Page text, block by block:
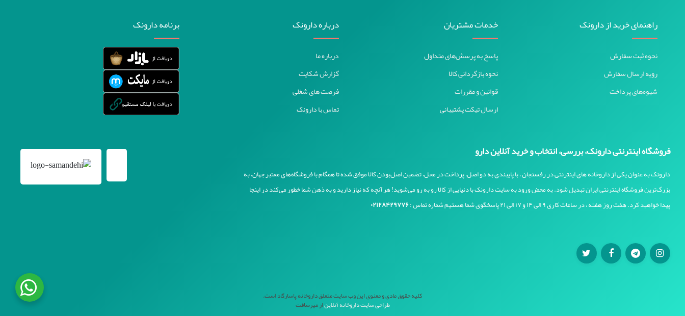
راهنمای خرید از دارونک
نحوه ثبت سفارش
رویه ارسال سفارش
شیوه‌های پرداخت
خدمات مشتریان
پاسخ به پرسش‌های متداول
نحوه بازگردانی کالا
قوانین و مقررات
ارسال تیکت پشتیبانی
درباره دارونک
درباره ما
گزارش شکایت
فرصت های شغلی
تماس با دارونک
برنامه دارونک
فروشگاه اینترنتی دارونک، بررسی، انتخاب و خرید آنلاین دارو
دارونک به عنوان یکی از داروخانه های اینترنتی در رفسنجان ، با پایبندی به دو اصل، پرداخت در محل، تضمین اصل‌بودن کالا موفق شده تا همگام با فروشگاه‌های معتبر جهان، به
بزرگ‌ترین فروشگاه اینترنتی ایران تبدیل شود. به محض ورود به سایت دارونک با دنیایی از کالا رو به رو می‌شوید! هر آنچه که نیاز دارید و به ذهن شما خطور می‌کند در اینجا
پیدا خواهید کرد. هفت روز هفته ، در ساعات کاری ۹ الی ۱۴ و ۱۷ الی ۲۱ پاسخگوی شما هستیم شماره تماس :
۰۲۱۲۸۴۲۹۷۷۶
کلیه حقوق مادی و معنوی این وب سایت متعلق داروخانه پاسارگاد است.
طراحی سایت داروخانه آنلایناز میرسافت